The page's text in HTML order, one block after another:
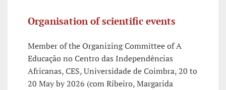
Organisation of scientific events
Member of the Organizing Committee of A
Educação no Centro das Independências
Africanas, CES, Universidade de Coimbra, 20 to
20 May by 2026 (com Ribeiro, Margarida